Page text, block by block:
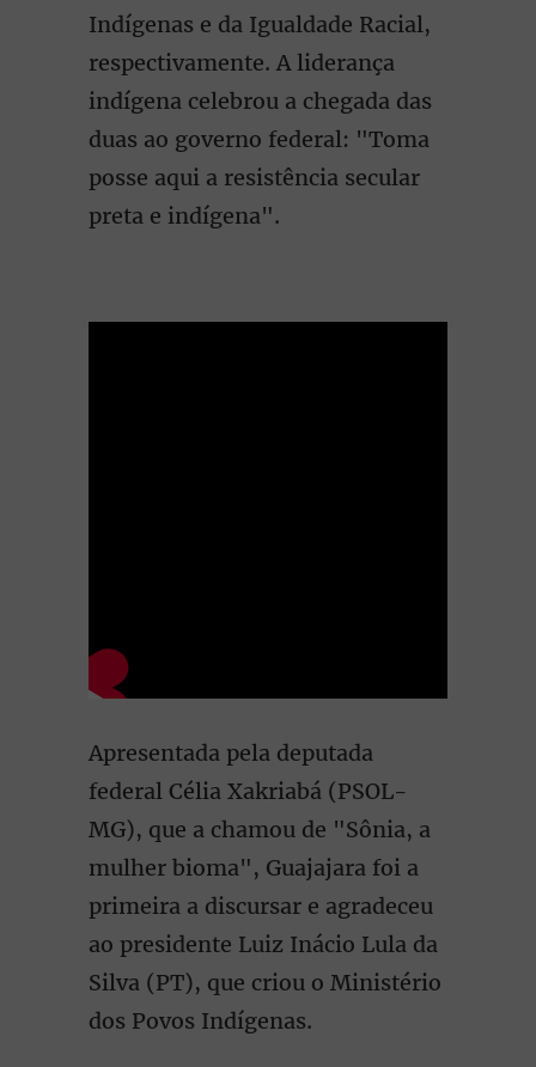
Indígenas e da Igualdade Racial,
respectivamente. A liderança
indígena celebrou a chegada das
duas ao governo federal: "Toma
posse aqui a resistência secular
preta e indígena".
Apresentada pela deputada
federal Célia Xakriabá (PSOL-
MG), que a chamou de "Sônia, a
mulher bioma", Guajajara foi a
primeira a discursar e agradeceu
ao presidente Luiz Inácio Lula da
Silva (PT), que criou o Ministério
dos Povos Indígenas.